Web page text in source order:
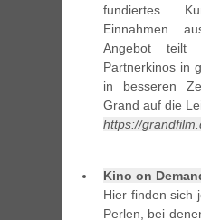
fundiertes
Einnahmen
Angebot teilt
Partnerkinos in
in besseren
Grand auf die
https://
Kino on
Hier finden sich
Perlen, bei